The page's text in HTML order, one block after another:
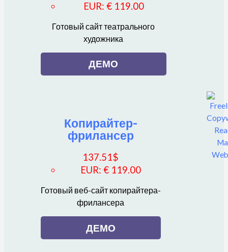
EUR: € 119.00
Готовый сайт театрального
художника
ДЕМО
Копирайтер-
фрилансер
137.51$
EUR:€ 119.00
Готовый веб-сайт копирайтера-
фрилансера
ДЕМО